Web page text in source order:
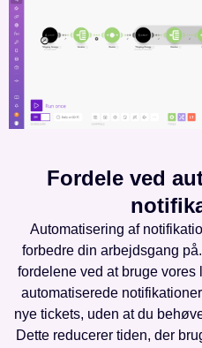
Fordele ved
Automatisering af
forbedre din arbejdsgang
fordelene ved at bruge
automatiserede
nye tickets, uden at du
Dette reducerer tiden, der